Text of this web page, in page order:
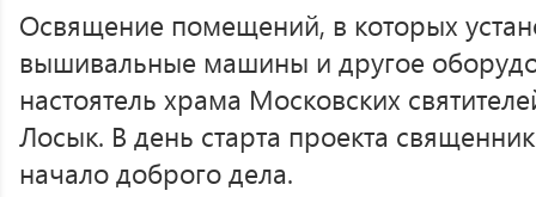
Освящение помещений, в которых
вышивальные машины и другое
настоятель храма Московских
Лосык. В день старта проекта
начало доброго дела.